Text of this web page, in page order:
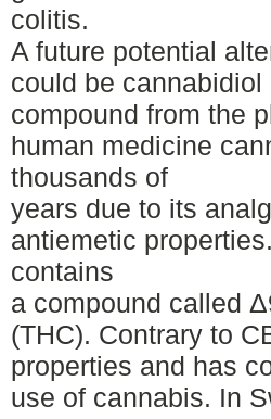
colitis.
A future potential
could be
compound from the
human medicine
thousands of
years due to its
antiemetic
contains
a compound called
(THC). Contrary to
properties and has
use of cannabis. In